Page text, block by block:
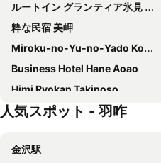
ルートイン グランティア氷見 和蔵の宿
粋な民宿 美岬
Miroku-no-Yu-no-Yado Kozaburo
Business Hotel Hane Aoao
Himi Ryokan Takinoso
人気スポット - 羽咋
金沢駅